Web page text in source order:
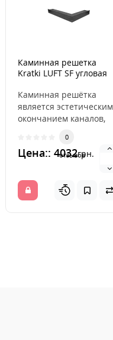
Каминная решетка
Kratki LUFT SF угловая
76,6x54,7x9
Каминная решётка
является эстетическим
окончанием каналов,
горячий воздух из
камина. ..
0
отзывов
Цена:: 4032грн.